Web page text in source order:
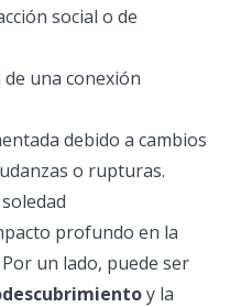
social o de
de una conexión
debido a cambios
o rupturas.
profundo en la
un lado, puede ser
y la